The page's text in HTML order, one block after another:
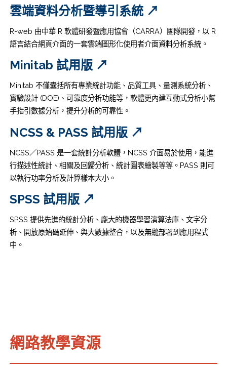
雲端資料分析暨導引系統 ↗
R-web 由中華 R 軟體研發暨應用協會（CARRA）團隊開發，以 R
語言結合網頁介面的一套雲端圖形化使用者介面資料分析系統。
Minitab 試用版 ↗
Minitab 不僅囊括所有專業統計功能、品質工具、量測系統分析、
實驗設計 (DOE)、可靠度分析功能等，軟體更內建互動式分析小幫
手指引數據分析，提升分析的可靠性。
NCSS & PASS 試用版 ↗
NCSS／PASS 是一套統計分析軟體，NCSS 介面易於使用，能進
行描述性統計、相關及回歸分析、統計圖表繪製等等。PASS 則可
以執行功率分析及計算樣本大小。
SPSS 試用版 ↗
SPSS 提供先進的統計分析、龐大的機器學習演算法庫、文字分
析、開放原始碼延伸、與大數據整合，以及無縫部署到應用程式
中。
網路教學資源